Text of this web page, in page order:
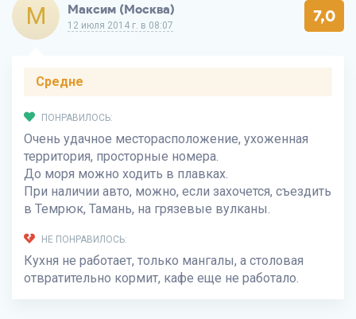
М Максим (Москва)
12 июля 2014 г. в 08:07 7,0
Средне
ПОНРАВИЛОСЬ:
Очень удачное месторасположение, ухоженная
территория, просторные номера.
До моря можно ходить в плавках.
При наличии авто, можно, если захочется, съездить
в Темрюк, Тамань, на грязевые вулканы.
НЕ ПОНРАВИЛОСЬ:
Кухня не работает, только мангалы, а столовая
отвратительно кормит, кафе еще не работало.